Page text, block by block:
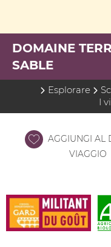
DOMAINE
SABLE
Esplorare
I
AGGIUNGI AL
VIAGGIO